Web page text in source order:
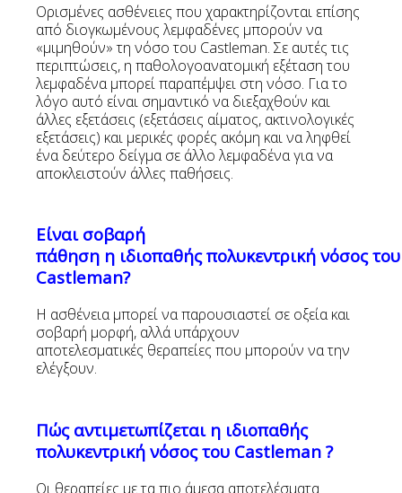
Ορισμένες ασθένειες που χαρακτηρίζονται επίσης
από διογκωμένους λεμφαδένες μπορούν να
«μιμηθούν» τη νόσο του Castleman. Σε αυτές τις
περιπτώσεις, η παθολογοανατομική εξέταση του
λεμφαδένα μπορεί παραπέμψει στη νόσο. Για το
λόγο αυτό είναι σημαντικό να διεξαχθούν και
άλλες εξετάσεις (εξετάσεις αίματος, ακτινολογικές
εξετάσεις) και μερικές φορές ακόμη και να ληφθεί
ένα δεύτερο δείγμα σε άλλο λεμφαδένα για να
αποκλειστούν άλλες παθήσεις.
Είναι σοβαρή
πάθηση η ιδιοπαθής πολυκεντρική νόσος του
Castleman?
Η ασθένεια μπορεί να παρουσιαστεί σε οξεία και
σοβαρή μορφή, αλλά υπάρχουν
αποτελεσματικές θεραπείες που μπορούν να την
ελέγξουν.
Πώς αντιμετωπίζεται η ιδιοπαθής
πολυκεντρική νόσος του Castleman ?
Οι θεραπείες με τα πιο άμεσα αποτελέσματα